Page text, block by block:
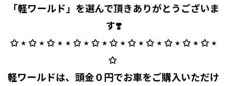
「軽ワールド」を選んで頂きありがとうございま
す❣️
✩ ⋆ ✩ ⋆ ✩ ⋆ ⋆ ✩ ⋆ ✩ ⋆ ✩ ⋆ ✩ ⋆ ✩ ⋆ ✩ ⋆ ✩ ⋆ ✩ ⋆
✩ ⁡
軽ワールドは、頭金０円でお車をご購入いただけ